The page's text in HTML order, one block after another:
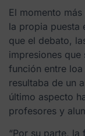
El momento
la propia puesta
que el debato,
impresiones que
función entre
resultaba de un
último aspecto
profesores y
“Por su parte,